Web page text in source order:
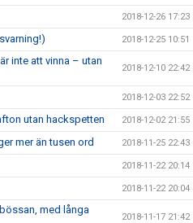
2018-12-26 17:23
2018-12-25 10:51
inte att vinna – utan
2018-12-10 22:42
2018-12-03 22:52
utan hackspetten 2018-12-02 21:55
mer än tusen ord 2018-11-25 22:43
2018-11-22 20:14
2018-11-22 20:04
med långa
2018-11-17 21:42